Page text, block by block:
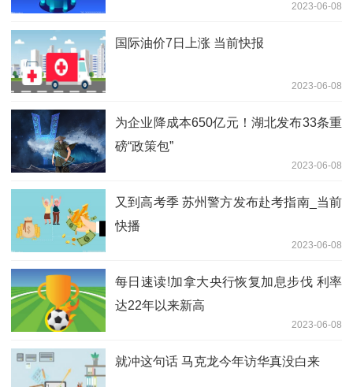
2023-06-08
国际油价7日上涨 当前快报
2023-06-08
为企业降成本650亿元！湖北发布33条重
磅“政策包”
2023-06-08
又到高考季 苏州警方发布赴考指南_当前
快播
2023-06-08
每日速读!加拿大央行恢复加息步伐 利率
达22年以来新高
2023-06-08
就冲这句话 马克龙今年访华真没白来